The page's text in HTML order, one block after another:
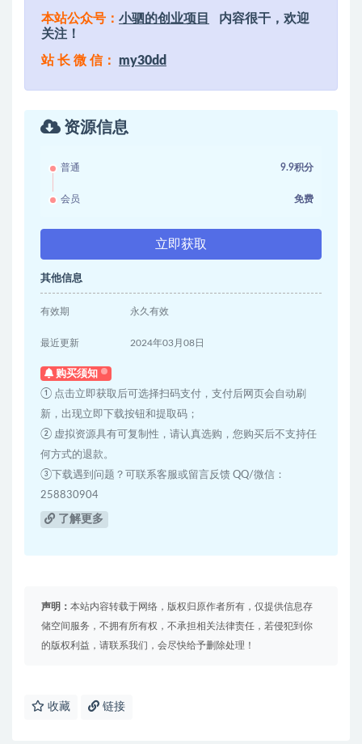
本站公众号： 小驷的创业项目
内容很干，欢迎
关注！
站 长 微 信： my30dd
资源信息
普通 9.9积分
会员 免费
立即获取
其他信息
有效期 永久有效
最近更新 2024年03月08日
购买须知
① 点击立即获取后可选择扫码支付，支付后网页会自动刷
新，出现立即下载按钮和提取码；
② 虚拟资源具有可复制性，请认真选购，您购买后不支持任
何方式的退款。
③下载遇到问题？可联系客服或留言反馈 QQ/微信：
258830904
了解更多
声明： 本站内容转载于网络，版权归原作者所有，仅提供信息存
储空间服务，不拥有所有权，不承担相关法律责任，若侵犯到你
的版权利益，请联系我们，会尽快给予删除处理！
收藏 链接